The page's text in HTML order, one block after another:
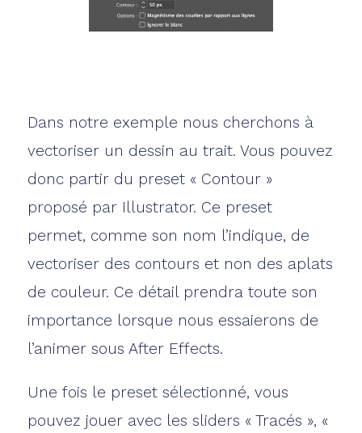
Dans notre exemple nous cherchons à
vectoriser un dessin au trait. Vous pouvez
donc partir du preset « Contour »
proposé par Illustrator. Ce preset
permet, comme son nom l’indique, de
vectoriser des contours et non des aplats
de couleur. Ce détail prendra toute son
importance lorsque nous essaierons de
l’animer sous After Effects.
Une fois le preset sélectionné, vous
pouvez jouer avec les sliders « Tracés », «